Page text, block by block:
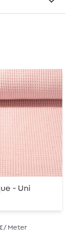
- Uni
€ / Meter